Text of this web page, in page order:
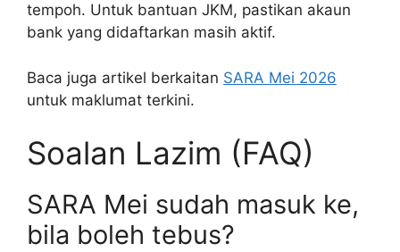
tempoh. Untuk bantuan JKM, pastikan akaun
bank yang didaftarkan masih aktif.
Baca juga artikel berkaitan SARA Mei 2026
untuk maklumat terkini.
Soalan Lazim (FAQ)
SARA Mei sudah masuk ke,
bila boleh tebus?